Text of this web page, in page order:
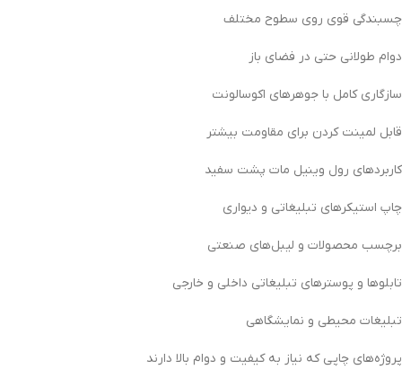
چسبندگی قوی روی سطوح مختلف
دوام طولانی حتی در فضای باز
سازگاری کامل با جوهرهای اکوسالونت
قابل لمینت کردن برای مقاومت بیشتر
کاربردهای رول وینیل مات پشت سفید
چاپ استیکرهای تبلیغاتی و دیواری
برچسب محصولات و لیبل‌های صنعتی
تابلوها و پوسترهای تبلیغاتی داخلی و خارجی
تبلیغات محیطی و نمایشگاهی
پروژه‌های چاپی که نیاز به کیفیت و دوام بالا دارند